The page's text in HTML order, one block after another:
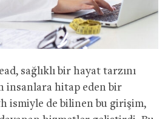
sağlıklı bir hayat tarzını
insanlara hitap eden bir
ismiyle de bilinen bu girişim,